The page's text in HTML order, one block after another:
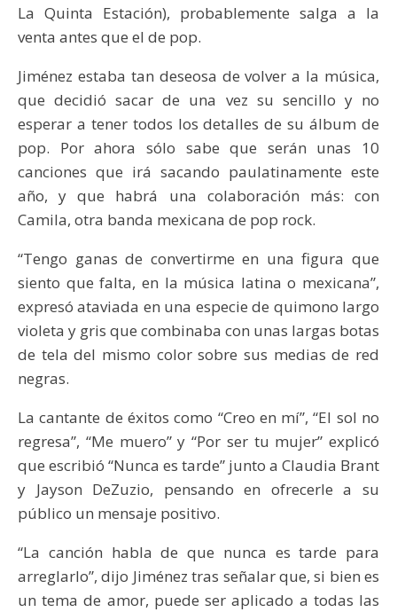
La Quinta Estación), probablemente salga a la
venta antes que el de pop.
Jiménez estaba tan deseosa de volver a la música,
que decidió sacar de una vez su sencillo y no
esperar a tener todos los detalles de su álbum de
pop. Por ahora sólo sabe que serán unas 10
canciones que irá sacando paulatinamente este
año, y que habrá una colaboración más: con
Camila, otra banda mexicana de pop rock.
“Tengo ganas de convertirme en una figura que
siento que falta, en la música latina o mexicana”,
expresó ataviada en una especie de quimono largo
violeta y gris que combinaba con unas largas botas
de tela del mismo color sobre sus medias de red
negras.
La cantante de éxitos como “Creo en mí”, “El sol no
regresa”, “Me muero” y “Por ser tu mujer” explicó
que escribió “Nunca es tarde” junto a Claudia Brant
y Jayson DeZuzio, pensando en ofrecerle a su
público un mensaje positivo.
“La canción habla de que nunca es tarde para
arreglarlo”, dijo Jiménez tras señalar que, si bien es
un tema de amor, puede ser aplicado a todas las